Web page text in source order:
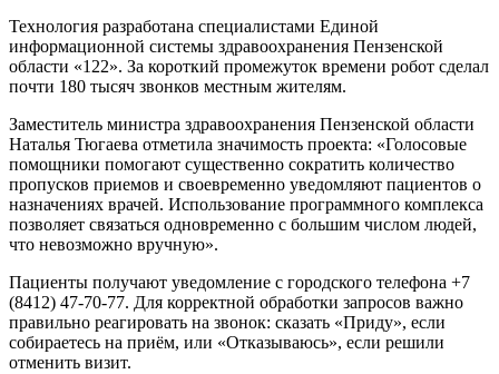
Технология разработана специалистами Единой
информационной системы здравоохранения Пензенской
области «122». За короткий промежуток времени робот сделал
почти 180 тысяч звонков местным жителям.
Заместитель министра здравоохранения Пензенской области
Наталья Тюгаева отметила значимость проекта: «Голосовые
помощники помогают существенно сократить количество
пропусков приемов и своевременно уведомляют пациентов о
назначениях врачей. Использование программного комплекса
позволяет связаться одновременно с большим числом людей,
что невозможно вручную».
Пациенты получают уведомление с городского телефона +7
(8412) 47-70-77. Для корректной обработки запросов важно
правильно реагировать на звонок: сказать «Приду», если
собираетесь на приём, или «Отказываюсь», если решили
отменить визит.